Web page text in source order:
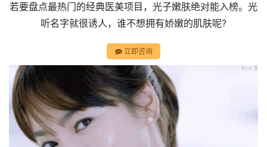
若要盘点最热门的经典医美项目，光子嫩肤绝对能入榜。光
听名字就很诱人，谁不想拥有娇嫩的肌肤呢?
立即咨询